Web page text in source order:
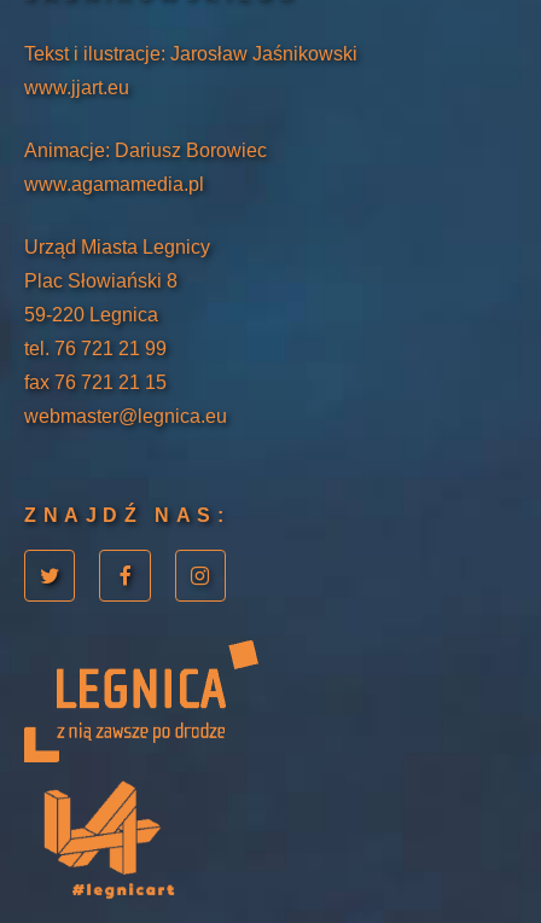
Tekst i ilustracje: Jarosław Jaśnikowski
www.jjart.eu
Animacje: Dariusz Borowiec
www.agamamedia.pl
Urząd Miasta Legnicy
Plac Słowiański 8
59-220 Legnica
tel. 76 721 21 99
fax 76 721 21 15
webmaster@legnica.eu
ZNAJDŹ NAS: